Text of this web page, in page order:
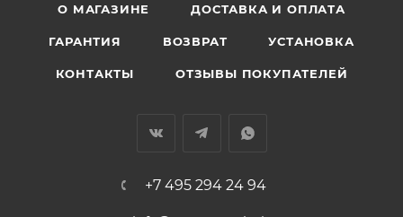
О МАГАЗИНЕ ДОСТАВКА И ОПЛАТА
ГАРАНТИЯ ВОЗВРАТ УСТАНОВКА
КОНТАКТЫ ОТЗЫВЫ ПОКУПАТЕЛЕЙ
+7 495 294 24 94